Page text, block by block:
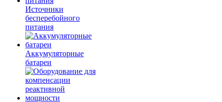
Источники
бесперебойного
питания
Аккумуляторные
батареи